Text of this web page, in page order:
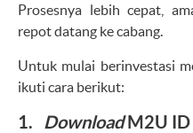
Prosesnya lebih cepat,
repot datang ke cabang.
Untuk mulai berinvestasi
ikuti cara berikut:
1. DownloadM2U ID